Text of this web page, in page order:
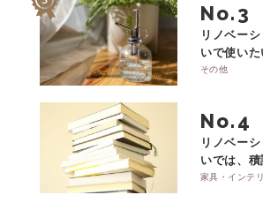
No.
リノベー
いで使い
その他
No.
リノベー
いでは、
家具・インテ